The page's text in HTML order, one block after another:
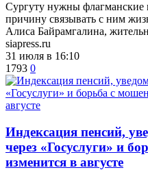
Сургуту нужны флагманские
причину связывать с ним
Алиса Байрамгалина,
siapress.ru
31 июля в 16:10
1793 0
​Индексация пенсий,
через «Госуслуги» и
изменится в августе